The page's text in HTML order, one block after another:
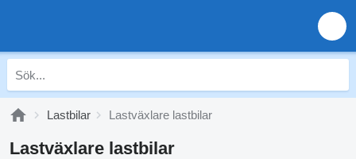
Lastbilar Lastväxlare lastbilar
Lastväxlare lastbilar